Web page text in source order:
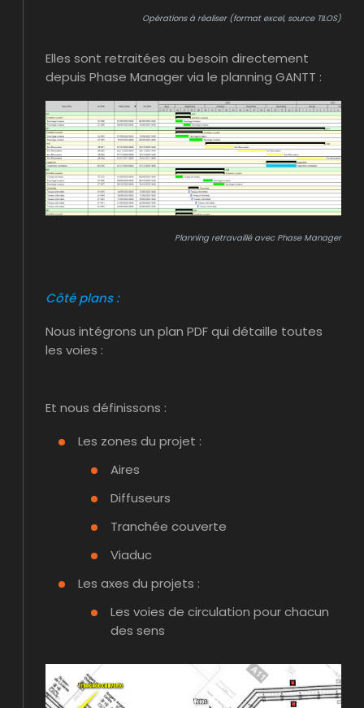
Opérations à réaliser (format excel, source TILOS)
Elles sont retraitées au besoin directement
depuis Phase Manager via le planning GANTT :
Planning retravaillé avec Phase Manager
Côté plans :
Nous intégrons un plan PDF qui détaille toutes
les voies :
Et nous définissons :
Les zones du projet :
Aires
Diffuseurs
Tranchée couverte
Viaduc
Les axes du projets :
Les voies de circulation pour chacun
des sens